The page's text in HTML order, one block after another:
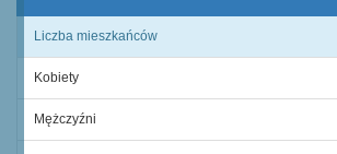
Liczba mieszkańców
Kobiety
Mężczyźni